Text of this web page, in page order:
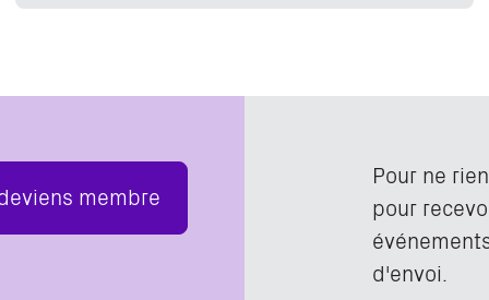
membre
Pour ne
pour
d'envoi.